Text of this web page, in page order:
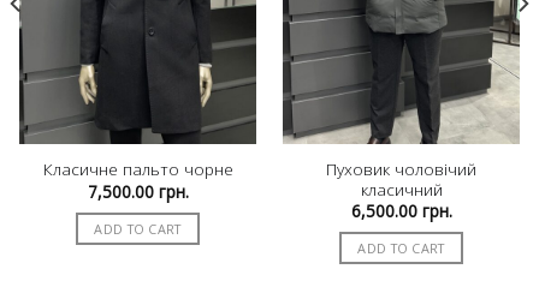
Класичне пальто чорне
7,500.00 грн.
ADD TO CART
Пуховик чоловічий
класичний
6,500.00 грн.
ADD TO CART